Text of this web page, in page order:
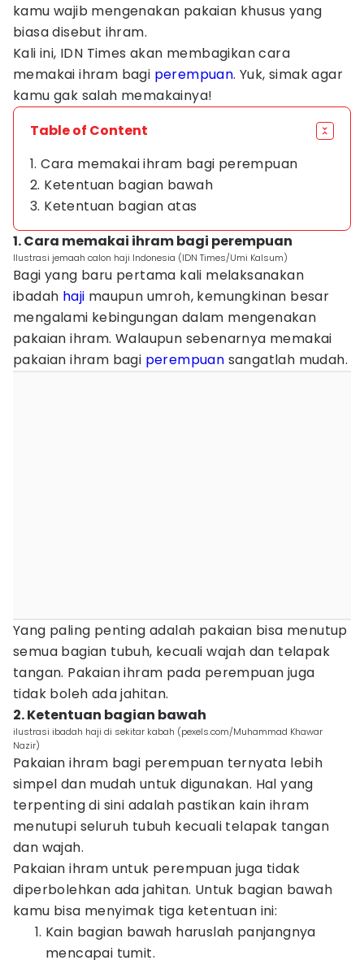
kamu wajib mengenakan pakaian khusus yang
biasa disebut ihram.
Kali ini, IDN Times akan membagikan cara
memakai ihram bagi perempuan. Yuk, simak agar
kamu gak salah memakainya!
Table of Content
1. Cara memakai ihram bagi perempuan
2. Ketentuan bagian bawah
3. Ketentuan bagian atas
1. Cara memakai ihram bagi perempuan
Ilustrasi jemaah calon haji Indonesia (IDN Times/Umi Kalsum)
Bagi yang baru pertama kali melaksanakan
ibadah haji maupun umroh, kemungkinan besar
mengalami kebingungan dalam mengenakan
pakaian ihram. Walaupun sebenarnya memakai
pakaian ihram bagi perempuan sangatlah mudah.
Yang paling penting adalah pakaian bisa menutup
semua bagian tubuh, kecuali wajah dan telapak
tangan. Pakaian ihram pada perempuan juga
tidak boleh ada jahitan.
2. Ketentuan bagian bawah
ilustrasi ibadah haji di sekitar kabah (pexels.com/Muhammad Khawar
Nazir)
Pakaian ihram bagi perempuan ternyata lebih
simpel dan mudah untuk digunakan. Hal yang
terpenting di sini adalah pastikan kain ihram
menutupi seluruh tubuh kecuali telapak tangan
dan wajah.
Pakaian ihram untuk perempuan juga tidak
diperbolehkan ada jahitan. Untuk bagian bawah
kamu bisa menyimak tiga ketentuan ini:
Kain bagian bawah haruslah panjangnya
mencapai tumit.